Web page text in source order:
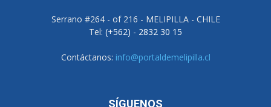
Serrano #264 - of 216 - MELIPILLA - CHILE
Tel: (+562) - 2832 30 15
Contáctanos: info@portaldemelipilla.cl
SÍGUENOS